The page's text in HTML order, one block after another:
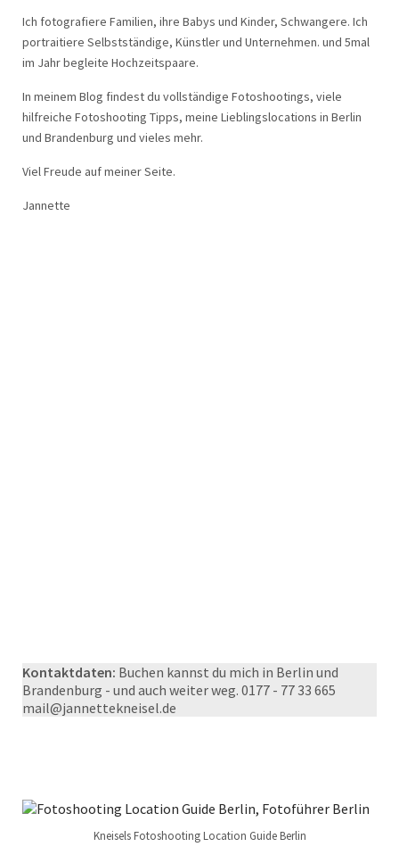
Ich fotografiere Familien, ihre Babys und Kinder, Schwangere. Ich
portraitiere Selbstständige, Künstler und Unternehmen. und 5mal
im Jahr begleite Hochzeitspaare.
In meinem Blog findest du vollständige Fotoshootings, viele
hilfreiche Fotoshooting Tipps, meine Lieblingslocations in Berlin
und Brandenburg und vieles mehr.
Viel Freude auf meiner Seite.
Jannette
Kontaktdaten: Buchen kannst du mich in Berlin und
Brandenburg - und auch weiter weg. 0177 - 77 33 665
mail@jannettekneisel.de
Kneisels Fotoshooting Location Guide Berlin